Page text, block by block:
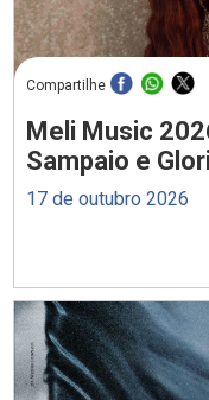
Compartilhe
Meli Music
Sampaio e
17 de outubro 2026